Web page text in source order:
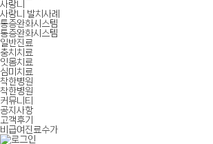
사랑니
사랑니 발치사례
통증완화시스템
통증완화시스템
일반진료
충치치료
잇몸치료
심미치료
착한병원
착한병원
커뮤니티
공지사항
고객후기
비급여진료수가